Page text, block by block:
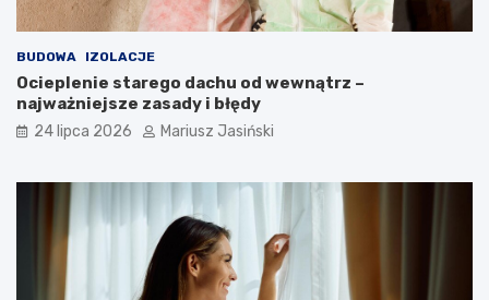
BUDOWA IZOLACJE
Ocieplenie starego dachu od wewnątrz –
najważniejsze zasady i błędy
24 lipca 2026 Mariusz Jasiński